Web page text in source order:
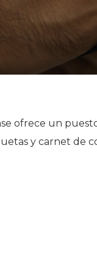
ofrece un
y carnet de